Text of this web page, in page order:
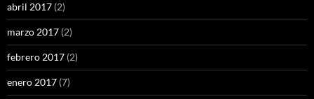
abril 2017 (2)
marzo 2017 (2)
febrero 2017 (2)
enero 2017 (7)